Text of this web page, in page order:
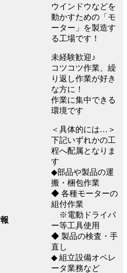
ウインドウなどを
動かすための「モ
ーター」を製造す
る工場です！
未経験歓迎♪
コツコツ作業、繰
り返し作業が好き
な方に！
作業に集中できる
環境です
＜具体的には…＞
下記いずれかの工
程へ配属となりま
す
◆部品や製品の運
搬・梱包作業
◆ 各種モーターの
組付作業
※電動ドライバ
ー等工具使用
◆ 製品の検査・手
直し
◆ 組立設備オペレ
ータ業務など